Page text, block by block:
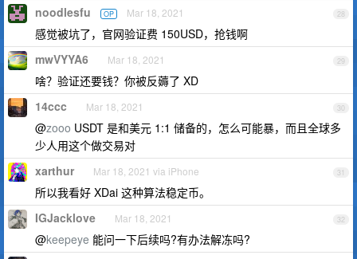
28
noodlesfu OP Mar 18, 2021
感觉被坑了，官网验证费 150USD，抢钱啊
29
mwVYYA6 Mar 18, 2021
啥？验证还要钱？你被反薅了 XD
30
14ccc Mar 18, 2021
@zooo USDT 是和美元 1:1 储备的，怎么可能暴，而且全球多
少人用这个做交易对
31
xarthur Mar 18, 2021 via iPhone
所以我看好 XDai 这种算法稳定币。
32
IGJacklove Mar 18, 2021
@keepeye 能问一下后续吗?有办法解冻吗?